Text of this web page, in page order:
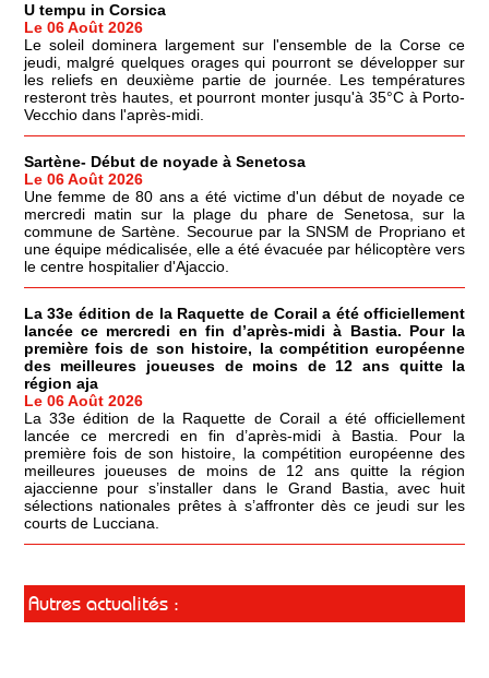
U tempu in Corsica
Le 06 Août 2026
Le soleil dominera largement sur l'ensemble de la Corse ce
jeudi, malgré quelques orages qui pourront se développer sur
les reliefs en deuxième partie de journée. Les températures
resteront très hautes, et pourront monter jusqu'à 35°C à Porto-
Vecchio dans l'après-midi.
Sartène- Début de noyade à Senetosa
Le 06 Août 2026
Une femme de 80 ans a été victime d'un début de noyade ce
mercredi matin sur la plage du phare de Senetosa, sur la
commune de Sartène. Secourue par la SNSM de Propriano et
une équipe médicalisée, elle a été évacuée par hélicoptère vers
le centre hospitalier d'Ajaccio.
La 33e édition de la Raquette de Corail a été officiellement
lancée ce mercredi en fin d’après-midi à Bastia. Pour la
première fois de son histoire, la compétition européenne
des meilleures joueuses de moins de 12 ans quitte la
région aja
Le 06 Août 2026
La 33e édition de la Raquette de Corail a été officiellement
lancée ce mercredi en fin d’après-midi à Bastia. Pour la
première fois de son histoire, la compétition européenne des
meilleures joueuses de moins de 12 ans quitte la région
ajaccienne pour s’installer dans le Grand Bastia, avec huit
sélections nationales prêtes à s’affronter dès ce jeudi sur les
courts de Lucciana.
Autres actualités :